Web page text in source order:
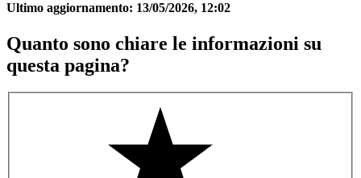
Ultimo aggiornamento: 13/05/2026, 12:02
Quanto sono chiare le informazioni su
questa pagina?